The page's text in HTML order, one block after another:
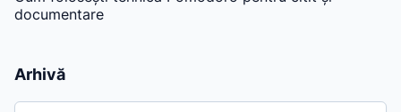
documentare
Arhivă